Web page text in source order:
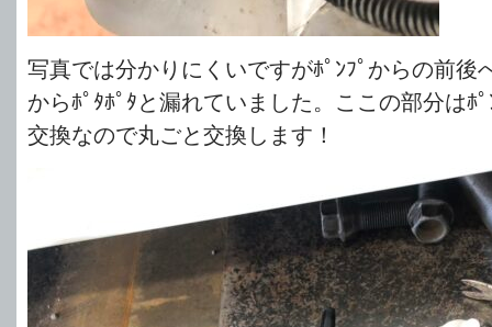
写真では分かりにくいですがﾎﾟﾝﾌﾟからの前後
からﾎﾟﾀﾎﾟﾀと漏れていました。ここの部分はﾎﾟ
交換なので丸ごと交換します！